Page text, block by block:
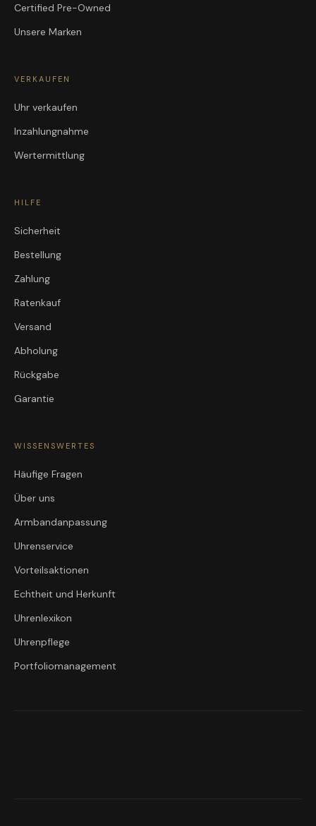
Certified Pre-Owned
Unsere Marken
VERKAUFEN
Uhr verkaufen
Inzahlungnahme
Wertermittlung
HILFE
Sicherheit
Bestellung
Zahlung
Ratenkauf
Versand
Abholung
Rückgabe
Garantie
WISSENSWERTES
Häufige Fragen
Über uns
Armbandanpassung
Uhrenservice
Vorteilsaktionen
Echtheit und Herkunft
Uhrenlexikon
Uhrenpflege
Portfoliomanagement